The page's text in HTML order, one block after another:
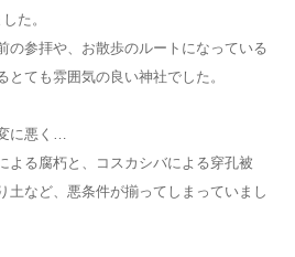
た。
の参拝や、お散歩のルートになっている
ても雰囲気の良い神社でした。
に悪く…
よる腐朽と、コスカシバによる穿孔被
土など、悪条件が揃ってしまっていまし